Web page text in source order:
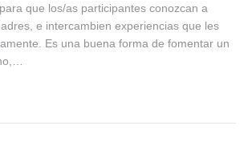
que los/as participantes conozcan a
e intercambien experiencias que les
Es una buena forma de fomentar un